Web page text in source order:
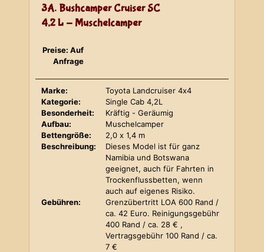
3A. Bushcamper Cruiser SC
4,2 L - Muschelcamper
Preise: Auf
Anfrage
Marke:
Toyota Landcruiser 4x4
Kategorie:
Single Cab 4,2L
Besonderheit:
Kräftig - Geräumig
Aufbau:
Muschelcamper
Bettengröße:
2,0 x 1,4 m
Beschreibung:
Dieses Model ist für ganz
Namibia und Botswana
geeignet, auch für Fahrten in
Trockenflussbetten, wenn
auch auf eigenes Risiko.
Gebühren:
Grenzübertritt LOA 600 Rand /
ca. 42 Euro. Reinigungsgebühr
400 Rand / ca. 28 € ,
Vertragsgebühr 100 Rand / ca.
7 €